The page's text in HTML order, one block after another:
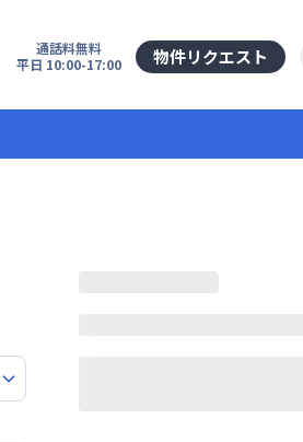
通話料無料
平日 10:00-17:00
物件リクエスト